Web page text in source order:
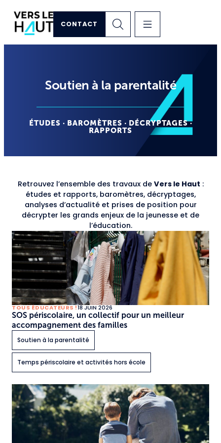
CONTACT
Soutien à la parentalité
ÉTUDES · BAROMÈTRES · DÉCRYPTAGES ·
RAPPORTS
Retrouvez l’ensemble des travaux de Vers le Haut :
études et rapports, baromètres, décryptages,
analyses d’actualité et prises de position pour
décrypter les grands enjeux de la jeunesse et de
l’éducation.
TOUS ÉDUCATEURS !18 JUIN 2026
SOS périscolaire, un collectif pour un meilleur
accompagnement des familles
Soutien à la parentalité
Temps périscolaire et activités hors école